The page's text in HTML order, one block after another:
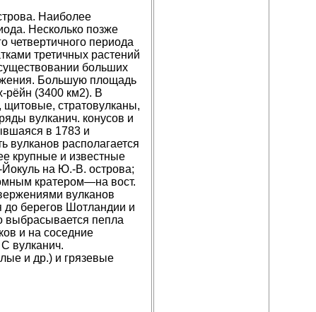
Наиболее
Несколько позже
четвертичного периода
третичных расте­ний
больших
Боль­шую площадь
рёйн (3400 км2). В
щитовые, стратовулканы,
вулканич. конусов и
в 1783 и
вулканов располагается
крупные и известные
на Ю.-В. острова;
кратером—на вост.
вулканов
до берегов Шотландии и
выбрасывается пепла
и на соседние
вулканич.
и др.) и грязевые